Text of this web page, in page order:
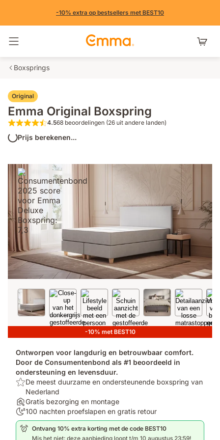
-10% extra op bestsellers met BEST10
Navigatie in- en uitschakelen
Boxsprings
Original
Emma Original Boxspring
4.5 van de 5 sterren 68 beoordelingen
4.568 beoordelingen (26 uit andere landen)
Prijs berekenen...
-10% met BEST10
Ontworpen voor langdurig en betrouwbaar comfort.
Door de Consumentenbond als #1 beoordeeld in
ondersteuning en levensduur.
Top:
meest
duurzame
en
ondersteunende
De meest duurzame en ondersteunende boxspring van
Nederland
Assembly:
Gratis
bezorging
en
Gratis bezorging en montage
100
nachten
proefslapen:
100 nachten proefslapen en gratis retour
Ontvang 10% extra korting met de code BEST10
Mis het niet: deze aanbieding loopt t/m 10 augustus 23:59!